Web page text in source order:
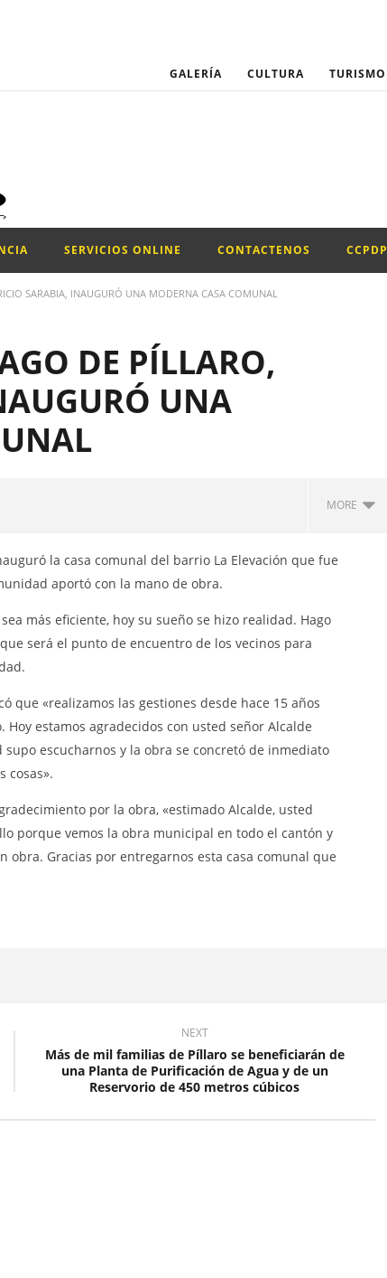
GALERÍA CULTURA TURISMO
SERVICIOS ONLINE CONTACTENOS CCPDP
SARABIA, INAUGURÓ UNA MODERNA CASA COMUNAL
DE PÍLLARO,
UNA
MORE
MUNICIPAL DEL
DE PÍLLARO
Nacional
la
el proceso de
UN PROMOTOR
CULTURAL
¡Transparencia y participación
ciudadana !
admin
la casa comunal del barrio La Elevación que fue
aportó con la mano de obra.
más eficiente, hoy su sueño se hizo realidad. Hago
será el punto de encuentro de los vecinos para
que «realizamos las gestiones desde hace 15 años
estamos agradecidos con usted señor Alcalde
escucharnos y la obra se concretó de inmediato
cosas».
por la obra, «estimado Alcalde, usted
porque vemos la obra municipal en todo el cantón y
Gracias por entregarnos esta casa comunal que
NEXT
Más de mil familias de Píllaro se beneficiarán de
una Planta de Purificación de Agua y de un
Reservorio de 450 metros cúbicos